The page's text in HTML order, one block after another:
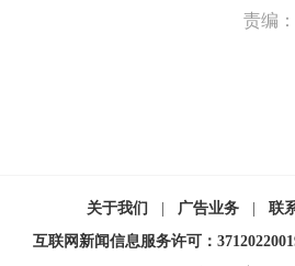
责编
关于我们 广告业务 联
互联网新闻信息服务许可：